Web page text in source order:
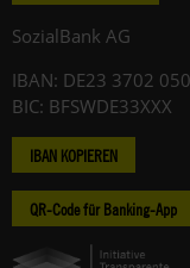
SozialBank AG
IBAN: DE23 3702
BIC: BFSWDE33XXX
IBAN KOPIEREN
QR-Code für Banking-App